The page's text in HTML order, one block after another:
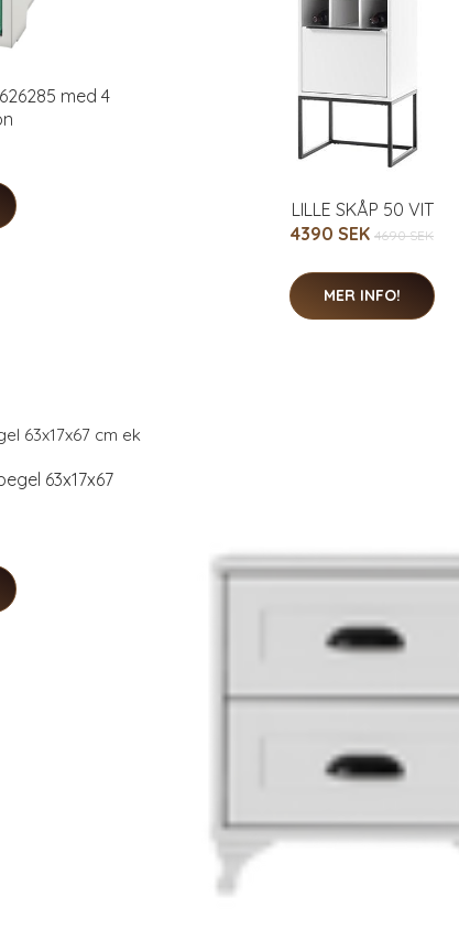
med 4
LILLE SKÅP 50 VIT
4390 SEK 4690 SEK
MER INFO!
63x17x67